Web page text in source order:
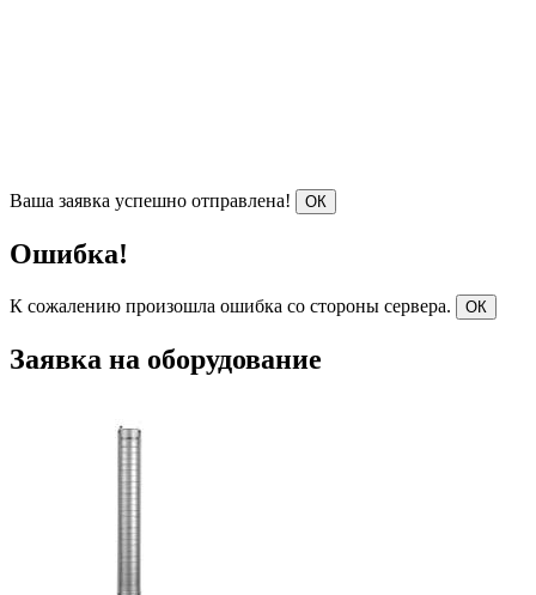
Ваша заявка успешно отправлена! ОК
Ошибка!
К сожалению произошла ошибка со стороны сервера. ОК
Заявка на оборудование